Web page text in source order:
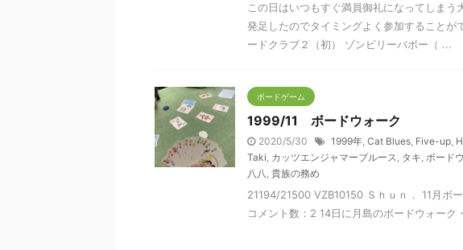
この日はいつもすぐ満員御礼になってしま
発足したのでタイミングよく参加することが
ードクラブ２（初） ゾンビリーバボー（ ...
ボードゲーム
1999/11 ボードウォーク
2020/5/30 1999年, Cat Blues, Five-up,
Taki, カッツエンジャマーブルース, タキ, ボード
八八, 貴族の務め
21194/21500 VZB10150 Ｓｈｕｎ． 11月
コメント数：2 14日に月島のボードウォー